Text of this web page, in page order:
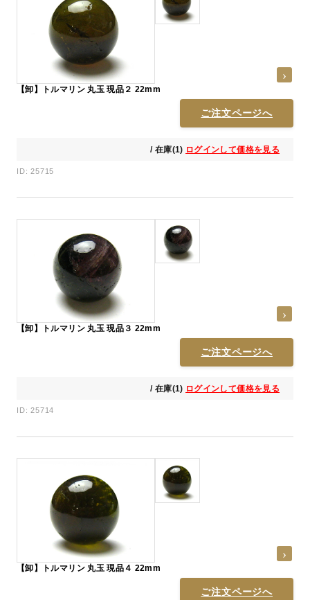
【卸】トルマリン 丸玉 現品２ 22mm
ご注文ページへ
/ 在庫(1) ログインして価格を見る
ID: 25715
【卸】トルマリン 丸玉 現品３ 22mm
ご注文ページへ
/ 在庫(1) ログインして価格を見る
ID: 25714
【卸】トルマリン 丸玉 現品４ 22mm
ご注文ページへ